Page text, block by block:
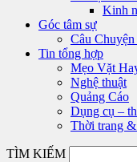
Kinh
Góc tâm sự
Câu
Tin tổng hợp
Mẹo Vặt
Nghệ thuật
Quảng Cáo
Dụng cụ –
Thời trang
TÌM KIẾM